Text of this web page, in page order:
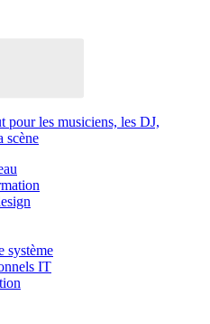
pour les musiciens, les DJ,
scène
système
IT